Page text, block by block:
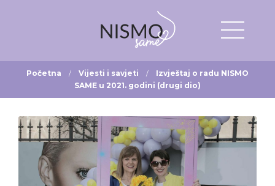
Početna Vijesti i savjeti
Izvještaj o radu NISMO
SAME u 2021. godini (drugi dio)